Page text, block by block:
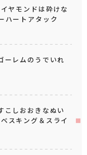
ヤモンドは砕けな
ートアタック
レムのうでいれ
しおおきなぬい
スキング＆スライ